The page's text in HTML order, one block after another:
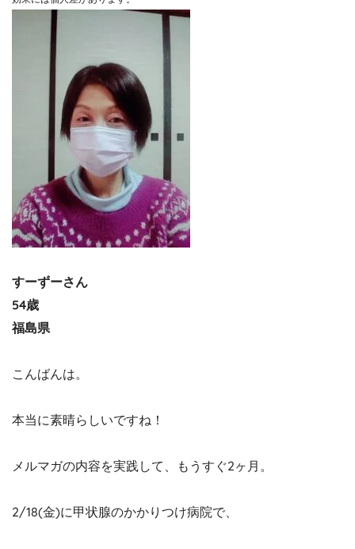
すーずーさん
54歳
福島県
こんばんは。
本当に素晴らしいですね！
メルマガの内容を実践して、もうすぐ2ヶ月。
2/18(金)に甲状腺のかかりつけ病院で、